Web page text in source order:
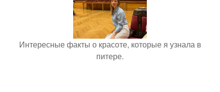
Интересные факты о красоте, которые я узнала в
питере.